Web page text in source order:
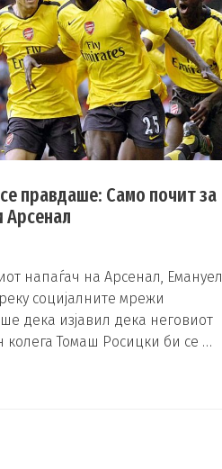
правдаше: Само почит за
Арсенал
напаѓач на Арсенал, Емануел
социјалните мрежи
дека изјавил дека неговиот
Томаш Росицки би се …